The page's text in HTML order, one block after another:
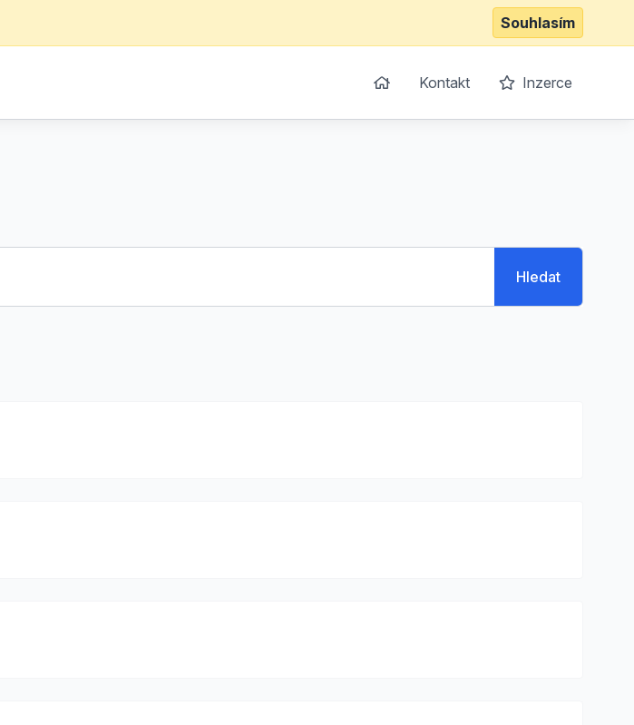
Souhlasím
Kontakt Inzerce
Hledat